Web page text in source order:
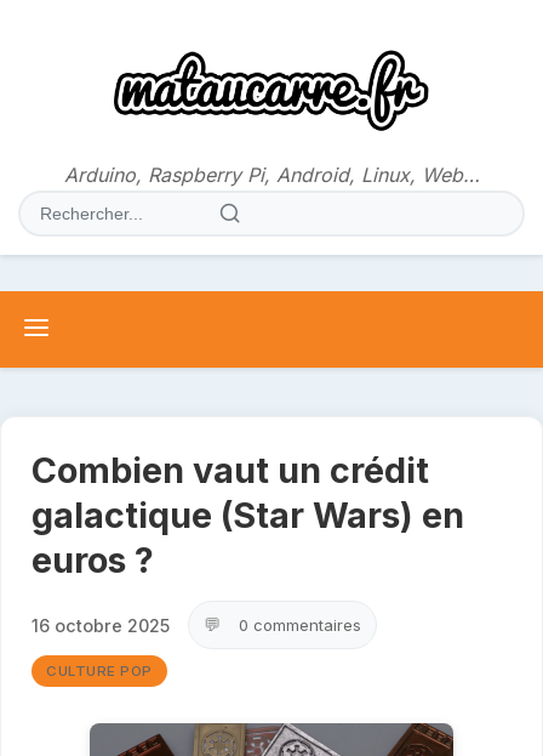
Arduino, Raspberry Pi, Android, Linux, Web…
Rechercher
:
Combien vaut un crédit
galactique (Star Wars) en
euros ?
16 octobre 2025 💬 0 commentaires
CULTURE POP